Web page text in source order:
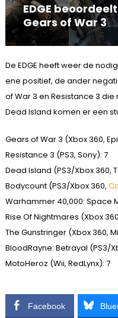
EDGE
Gears of War 3
De EDGE heeft weer de
ene positief, de ander
of War 3 en Resistance 3
Dead Island komen er een
Gears of War 3 (Xbox 360,
Resistance 3 (PS3, Sony): 7
Dead Island (PS3/Xbox 360,
Bodycount (PS3/Xbox 360,
Warhammer 40,000: Space
Rise Of Nightmares (Xbox
The Gunstringer (Xbox 360,
BloodRayne: Betrayal (PS3/
MotoHeroz (Wii, RedLynx): 7
Facebook